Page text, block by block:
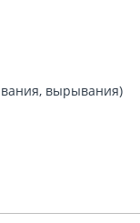
вырывания)